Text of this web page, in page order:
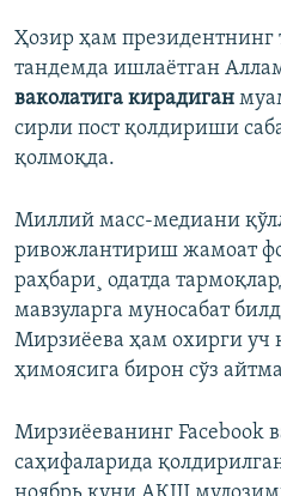
Ҳозир ҳам президентнинг
тандемда ишлаëтган
ваколатига кирадиган
сирли пост қолдириши
қолмоқда.
Миллий масс-медиани
ривожлантириш жамоат
раҳбари¸ одатда
мавзуларга муносабат
Мирзиëева ҳам охирги уч
ҳимоясига бирон сўз
Мирзиëеванинг Facebook
саҳифаларида